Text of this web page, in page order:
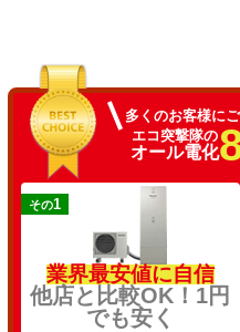
多くのお客様に
エコ突撃隊の
オール電化
その1
業界最安値に自信
他店と比較OK！1円
でも安く